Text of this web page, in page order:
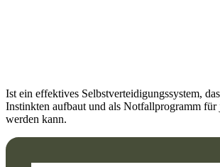
Ist ein effektives Selbstverteidigungssystem,
Instinkten aufbaut und als Notfallprogramm für
werden kann.